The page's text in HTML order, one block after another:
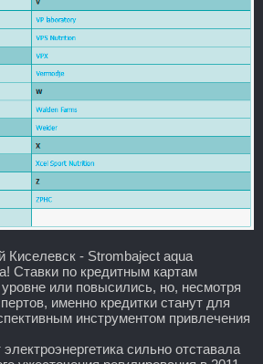
Киселевск - Strombaject aqua
Ставки по кредитным картам
или повысились, но, несмотря
именно кредитки станут для
инструментом привлечения
сильно отставала